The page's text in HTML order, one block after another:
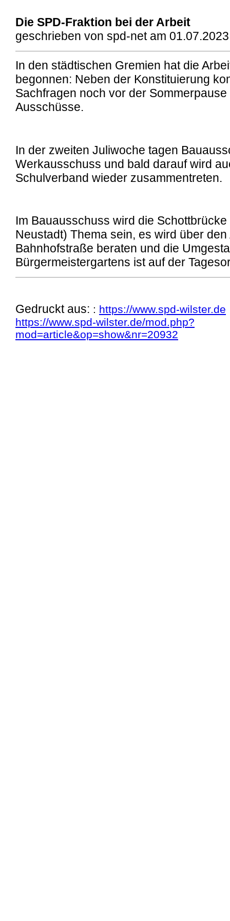
Die SPD-Fraktion bei der Arbeit
geschrieben von spd-net am
In den städtischen Gremien hat die
begonnen: Neben der Konstituierung
Sachfragen noch vor der
Ausschüsse.
In der zweiten Juliwoche tagen
Werkausschuss und bald darauf wird
Schulverband wieder zusammentreten.
Im Bauausschuss wird die
Neustadt) Thema sein, es wird über
Bahnhofstraße beraten und die
Bürgermeistergartens ist auf der
Gedruckt aus: : https://www.spd-wilster.de
https://www.spd-wilster.de/mod.php?
mod=article&op=show&nr=20932